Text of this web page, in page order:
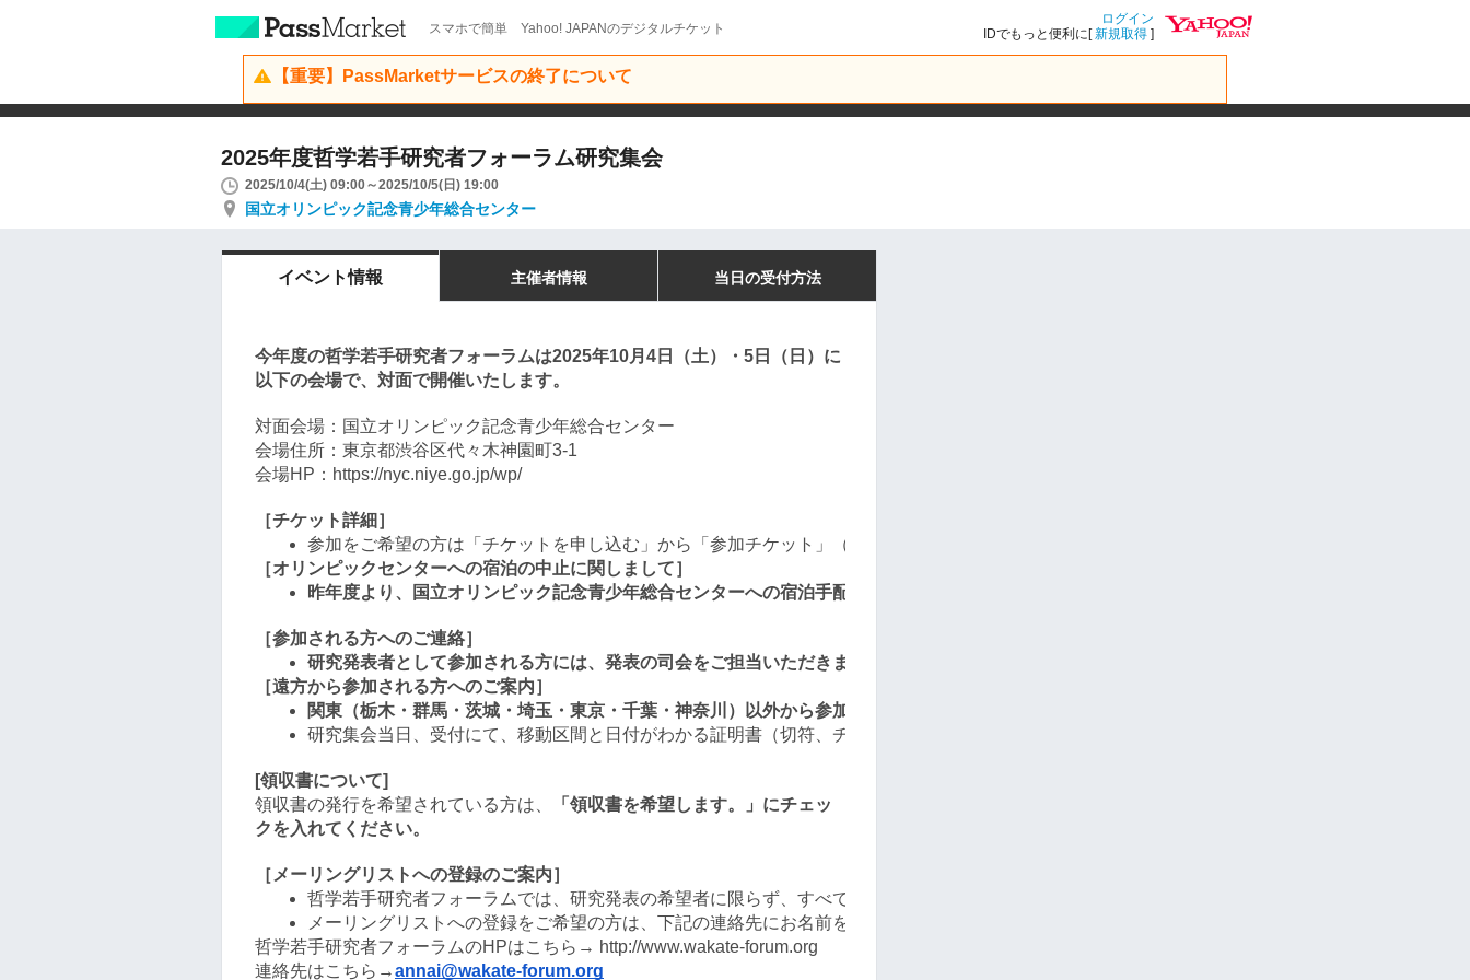
スマホで簡単 Yahoo! JAPANのデジタルチケット
ログイン
IDでもっと便利に[新規取得 ]
【重要】PassMarketサービスの終了について
2025年度哲学若手研究者フォーラム研究集会
2025/10/4(土) 09:00～2025/10/5(日) 19:00
国立オリンピック記念青少年総合センター
イベント情報 主催者情報 当日の受付方法
今年度の哲学若手研究者フォーラムは2025年10月4日（土）・5日（日）に
以下の会場で、対面で開催いたします。
対面会場：国立オリンピック記念青少年総合センター
会場住所：東京都渋谷区代々木神園町3-1
会場HP：https://nyc.niye.go.jp/wp/
［チケット詳細］
参加をご希望の方は「チケットを申し込む」から「参加チケット」（2500円）のご購入をお願いいたします。
［オリンピックセンターへの宿泊の中止に関しまして］
昨年度より、国立オリンピック記念青少年総合センターへの宿泊手配を行えなくなりました。詳細に関しましては、当フォーラムのHP上で公
［参加される方へのご連絡］
研究発表者として参加される方には、発表の司会をご担当いただきます。詳細に関しましては、当フォーラムの通信担当が
［遠方から参加される方へのご案内］
関東（栃木・群馬・茨城・埼玉・東京・千葉・神奈川）以外から参加予定の方については、旅費の補助として、参加費2500円が返金されます。
研究集会当日、受付にて、移動区間と日付がわかる証明書（切符、チケット、各種明細など）をご提示ください。
[領収書について]
領収書の発行を希望されている方は、
「領収書を希望します。」にチェッ
クを入れてください。
［メーリングリストへの登録のご案内］
哲学若手研究者フォーラムでは、研究発表の希望者に限らず、すべての参加者の皆さまに哲学若手研究者フォーラムのメーリングリストへの登
メーリングリストへの登録をご希望の方は、下記の連絡先にお名前を添えてご一報ください。何とぞよろしくお願いいたします。
哲学若手研究者フォーラムのHPはこちら→ http://www.wakate-forum.org
連絡先はこちら→annai@wakate-forum.org